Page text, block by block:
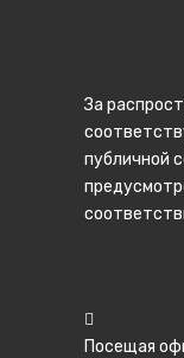
За
публичной
Посещая